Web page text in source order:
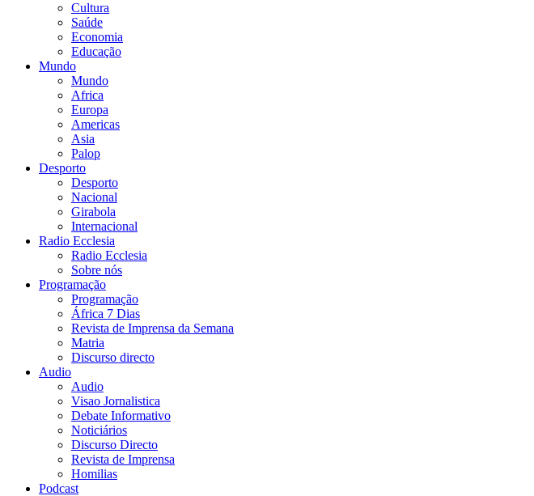
Cultura
Saúde
Economia
Educação
Mundo
Mundo
Africa
Europa
Americas
Asia
Palop
Desporto
Desporto
Nacional
Girabola
Internacional
Radio Ecclesia
Radio Ecclesia
Sobre nós
Programação
Programação
África 7 Dias
Revista de Imprensa da Semana
Matria
Discurso directo
Audio
Audio
Visao Jornalistica
Debate Informativo
Noticiários
Discurso Directo
Revista de Imprensa
Homilias
Podcast